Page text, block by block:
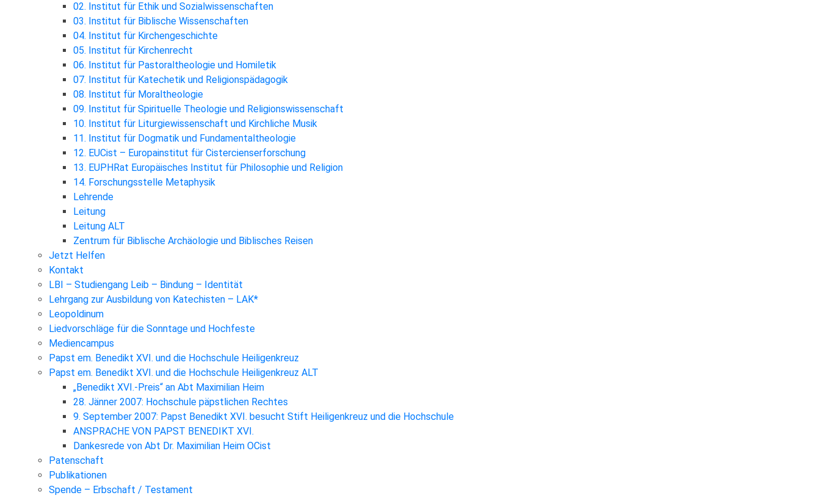
02. Institut für Ethik und Sozialwissenschaften
03. Institut für Biblische Wissenschaften
04. Institut für Kirchengeschichte
05. Institut für Kirchenrecht
06. Institut für Pastoraltheologie und Homiletik
07. Institut für Katechetik und Religionspädagogik
08. Institut für Moraltheologie
09. Institut für Spirituelle Theologie und Religionswissenschaft
10. Institut für Liturgiewissenschaft und Kirchliche Musik
11. Institut für Dogmatik und Fundamentaltheologie
12. EUCist – Europainstitut für Cistercienserforschung
13. EUPHRat Europäisches Institut für Philosophie und Religion
14. Forschungsstelle Metaphysik
Lehrende
Leitung
Leitung ALT
Zentrum für Biblische Archäologie und Biblisches Reisen
Jetzt Helfen
Kontakt
LBI – Studiengang Leib – Bindung – Identität
Lehrgang zur Ausbildung von Katechisten – LAK*
Leopoldinum
Liedvorschläge für die Sonntage und Hochfeste
Mediencampus
Papst em. Benedikt XVI. und die Hochschule Heiligenkreuz
Papst em. Benedikt XVI. und die Hochschule Heiligenkreuz ALT
„Benedikt XVI.-Preis“ an Abt Maximilian Heim
28. Jänner 2007: Hochschule päpstlichen Rechtes
9. September 2007: Papst Benedikt XVI. besucht Stift Heiligenkreuz und die Hochschule
ANSPRACHE VON PAPST BENEDIKT XVI.
Dankesrede von Abt Dr. Maximilian Heim OCist
Patenschaft
Publikationen
Spende – Erbschaft / Testament